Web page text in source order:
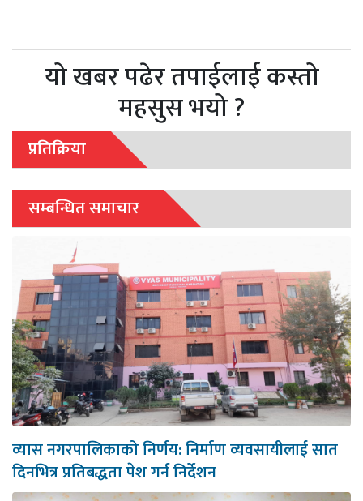
यो खबर पढेर तपाईलाई कस्तो
महसुस भयो ?
प्रतिक्रिया
सम्बन्धित समाचार
व्यास नगरपालिकाको निर्णय: निर्माण व्यवसायीलाई सात
दिनभित्र प्रतिबद्धता पेश गर्न निर्देशन